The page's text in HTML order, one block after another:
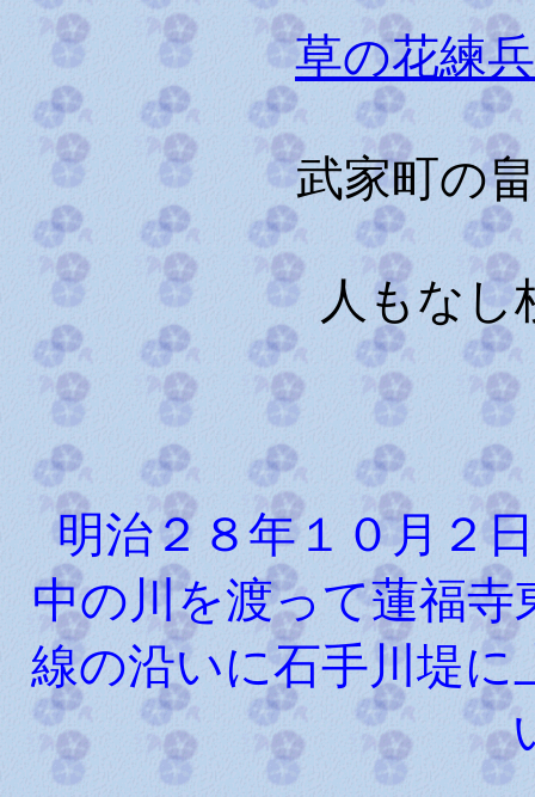
草の花練
武家町の
人もなし
明治２８年１０月２
中の川を渡って蓮福
線の沿いに石手川堤に